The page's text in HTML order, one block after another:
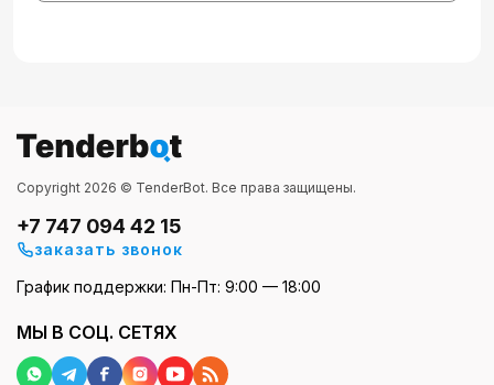
Copyright 2026 © TenderBot. Все права защищены.
+7 747 094 42 15
заказать звонок
График поддержки: Пн-Пт: 9:00 — 18:00
МЫ В СОЦ. СЕТЯХ